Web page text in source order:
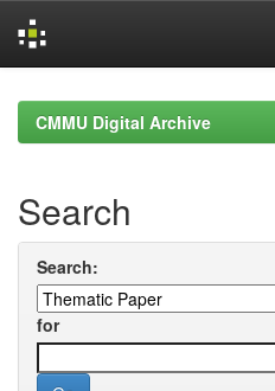
navigationCMMU Digital Archive
Search
Search:
for